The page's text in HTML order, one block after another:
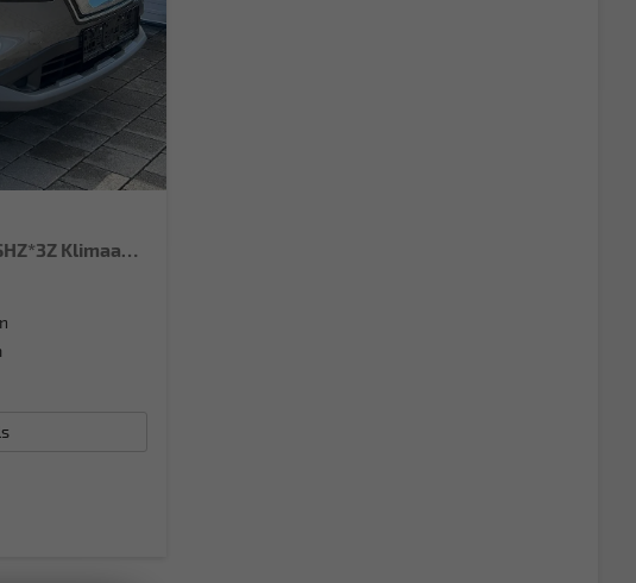
N-CONNECTA 1.5 VC-T mHEV X-Tronic Android Auto*Navi*SHZ*3Z Klimaauto*360°*ACC*E-Heck